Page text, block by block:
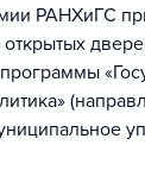
РАНХиГС
открытых